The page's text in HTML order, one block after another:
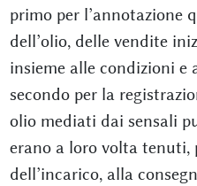
primo per l’annotazione
dell’olio, delle vendite
insieme alle condizioni
secondo per la
olio mediati dai sensali
erano a loro volta tenuti,
dell’incarico, alla